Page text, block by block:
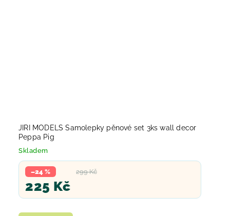
JIRI MODELS Samolepky pěnové set 3ks wall decor
Peppa Pig
Skladem
299 Kč
–24 %
225 Kč